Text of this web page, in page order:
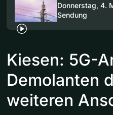
Donnerstag, 4.
Sendung
Kiesen: 5G-
Demolanten
weiteren